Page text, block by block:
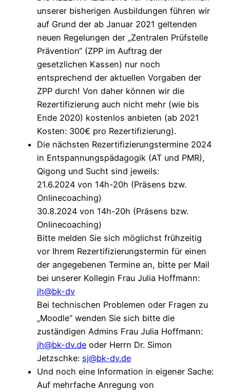
unserer bisherigen Ausbildungen führen wir
auf Grund der ab Januar 2021 geltenden
neuen Regelungen der „Zentralen Prüfstelle
Prävention“ (ZPP im Auftrag der
gesetzlichen Kassen) nur noch
entsprechend der aktuellen Vorgaben der
ZPP durch! Von daher können wir die
Rezertifizierung auch nicht mehr (wie bis
Ende 2020) kostenlos anbieten (ab 2021
Kosten: 300€ pro Rezertifizierung).
Die nächsten Rezertifizierungstermine 2024
in Entspannungspädagogik (AT und PMR),
Qigong und Sucht sind jeweils:
21.6.2024 von 14h-20h (Präsens bzw.
Onlinecoaching)
30.8.2024 von 14h-20h (Präsens bzw.
Onlinecoaching)
Bitte melden Sie sich möglichst frühzeitig
vor Ihrem Rezertifizierungstermin für einen
der angegebenen Termine an, bitte per Mail
bei unserer Kollegin Frau Julia Hoffmann:
jh@bk-dv
Bei technischen Problemen oder Fragen zu
„Moodle“ wenden Sie sich bitte die
zuständigen Admins Frau Julia Hoffmann:
jh@bk-dv.de oder Herrn Dr. Simon
Jetzschke: sj@bk-dv.de
Und noch eine Information in eigener Sache:
Auf mehrfache Anregung von